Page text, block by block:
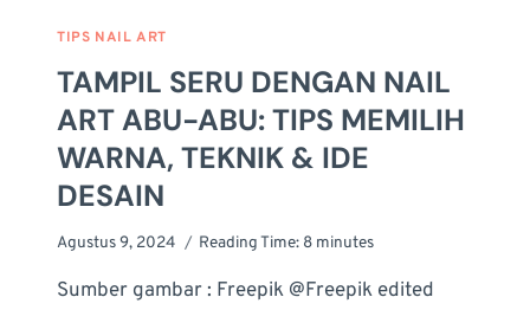
TIPS NAIL ART
TAMPIL SERU DENGAN NAIL
ART ABU-ABU: TIPS MEMILIH
WARNA, TEKNIK & IDE
DESAIN
Agustus 9, 2024 Reading Time: 8 minutes
Sumber gambar : Freepik @Freepik edited